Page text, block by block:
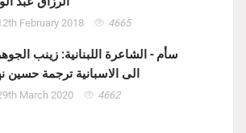
February 2018 4665
سأم - الشاعرة اللبنانية: زينب
الى الاسبانية ترجمة حسين
March 2020 4662